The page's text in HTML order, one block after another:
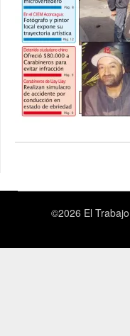
©2026 El Trabajo